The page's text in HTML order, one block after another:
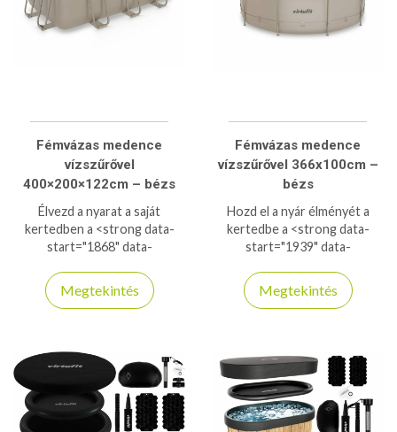
Fémvázas medence
vízszűrővel
400×200×122cm – bézs
Élvezd a nyarat a saját
kertedben a <strong data-
start="1868" data-
medencével</strong>! A
400×200×122 cm-es méret
az acélváz garantálja a
stabilitást és a hosszú
élettartamot. A szűrőpumpa
és patron tisztán tartja a vizet,
így kevesebb karbantartás
Megtekintés
Fémvázas medence
vízszűrővel 366x100cm –
bézs
Hozd el a nyár élményét a
kertedbe a <strong data-
start="1939" data-
medencével</strong>! Tágas,
rétegű PVC és a stabil acélváz
garantálja a tartósságot, míg a
szűrőpumpa tisztán tartja a
vizet. Gyors, szerszám nélküli
összeszerelés és masszív
Megtekintés